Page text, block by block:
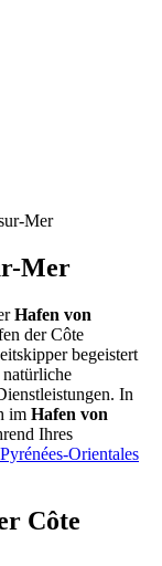
Mer
Mer
Hafen von
der Côte
begeistert
In
im Hafen von
Ihres
Orientales
Côte